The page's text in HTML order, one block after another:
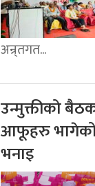
अन्र्तगत...
उन्मुक्तीको
आफूहरु भागेको
भनाइ